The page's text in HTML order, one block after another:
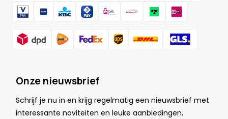
Onze nieuwsbrief
Schrijf je nu in en krijg regelmatig een nieuwsbrief met
interessante noviteiten en leuke aanbiedingen.